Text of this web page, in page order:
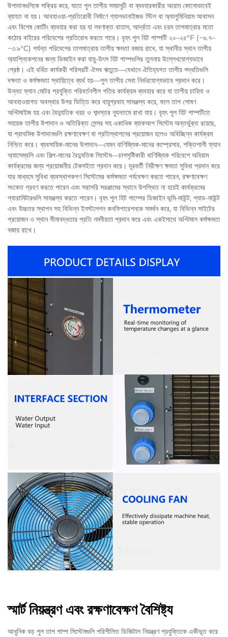
উপাদানগুলিকে সক্রিয় করে, যাতে পুল তাপীয় সময়সূচী বা ব্যবহারকারীর আরাম কোনোভাবেই
ব্যাহত না হয়। আবহাওয়া-প্রতিরোধী নির্মাণে গ্যালভানাইজড স্টিল বা অ্যালুমিনিয়াম আবাসন
এবং বিশেষ কোটিং ব্যবহার করা হয় যা লবণাক্ত বাতাস, আর্দ্রতা এবং চরম তাপমাত্রার মতো
কঠোর বাইরের পরিবেশের প্রতিরোধ করতে পারে। বৃহৎ পুল হিট পাম্পটি ২০–২৫°F (−৬.৭–
−৩.৯°C) পর্যন্ত পরিবেশের তাপমাত্রায় তাপীয় ক্ষমতা বজায় রাখে, যা স্থানীয় স্থান তাপীয়
অ্যাপ্লিকেশনের জন্য ডিজাইন করা বায়ু-উৎস হিট পাম্পগুলির তুলনায় উল্লেখযোগ্যভাবে
শ্রেষ্ঠ। এই বর্ধিত কার্যকরী পরিসরটি ঐসব ঋতুতে—যেখানে ঐতিহ্যগত তাপীয় পদ্ধতিগুলি
দক্ষতা ও কর্মক্ষমতা স্থায়িত্বে ব্যর্থ হয়—পুল তাপীয় সেবা নির্ভরযোগ্যভাবে প্রদান করে।
উন্নত ফ্যান মোটর প্রযুক্তি পরিবর্তনশীল গতির কার্যক্রম ব্যবহার করে যা তাপীয় চাহিদা ও
আবহাওয়াগত অবস্থার উপর ভিত্তি করে বায়ুপ্রবাহ সামঞ্জস্য করে, ফলে তাপ শোষণ
অপ্টিমাইজ হয় এবং বৈদ্যুতিক খরচ ও শব্দস্তর ন্যূনতমে রাখা যায়। বৃহৎ পুল হিট পাম্পটিতে
সহায়ক তাপীয় উপাদান ও অতিরিক্ত সেন্সর সহ একাধিক ব্যাকআপ সিস্টেম অন্তর্ভুক্ত রয়েছে,
যা প্রাথমিক উপাদানগুলি রক্ষণাবেক্ষণ বা প্রতিস্থাপনের প্রয়োজন হলেও অবিচ্ছিন্ন কার্যক্রম
নিশ্চিত করে। ব্যবসায়িক-মানের উপাদান—যেমন বাণিজ্যিক-মানের কম্প্রেসার, শক্তিশালী ফ্যান
অ্যাসেম্বলি এবং শিল্প-মানের বৈদ্যুতিক সিস্টেম—চাপসৃষ্টিকারী বাণিজ্যিক পরিবেশে অবিরাম
কার্যক্রমের জন্য প্রয়োজনীয় টেকসইতা প্রদান করে। দূরবর্তী নিরীক্ষণ ক্ষমতা সুবিধা প্রদান করে
যার মাধ্যমে সুবিধা ব্যবস্থাপকগণ সিস্টেমের কর্মক্ষমতা পর্যবেক্ষণ করতে পারেন, রক্ষণাবেক্ষণ
সংকেত গ্রহণ করতে পারেন এবং সরাসরি সরঞ্জামের স্থানে উপস্থিত না হয়েই কার্যক্রমের
প্যারামিটারগুলি সামঞ্জস্য করতে পারেন। বৃহৎ পুল হিট পাম্পের ডিজাইন ভূমি-মাউন্ট, প্যাড-মাউন্ট
এবং উচ্চতর স্থাপন সহ বিভিন্ন ইনস্টলেশন কনফিগারেশনকে সমর্থন করে, যা বিভিন্ন সাইটের
প্রয়োজন ও স্থান সীমাবদ্ধতার প্রতি নমনীয়তা প্রদান করে এবং একইসাথে অপ্টিমাল কর্মক্ষমতা
বজায় রাখে।
স্মার্ট নিয়ন্ত্রণ এবং রক্ষণাবেক্ষণ বৈশিষ্ট্য
আধুনিক বড় পুল তাপ পাম্প সিস্টেমগুলি পরিশীলিত ডিজিটাল নিয়ন্ত্রণ প্রযুক্তিকে একীভূত করে